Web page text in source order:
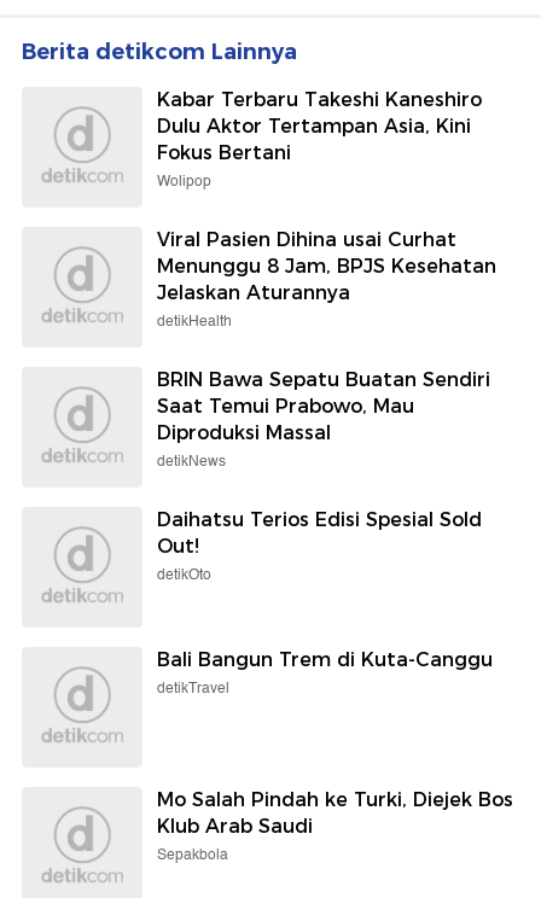
Berita detikcom Lainnya
Kabar Terbaru Takeshi Kaneshiro
Dulu Aktor Tertampan Asia, Kini
Fokus Bertani
Wolipop
Viral Pasien Dihina usai Curhat
Menunggu 8 Jam, BPJS Kesehatan
Jelaskan Aturannya
detikHealth
BRIN Bawa Sepatu Buatan Sendiri
Saat Temui Prabowo, Mau
Diproduksi Massal
detikNews
Daihatsu Terios Edisi Spesial Sold
Out!
detikOto
Bali Bangun Trem di Kuta-Canggu
detikTravel
Mo Salah Pindah ke Turki, Diejek Bos
Klub Arab Saudi
Sepakbola